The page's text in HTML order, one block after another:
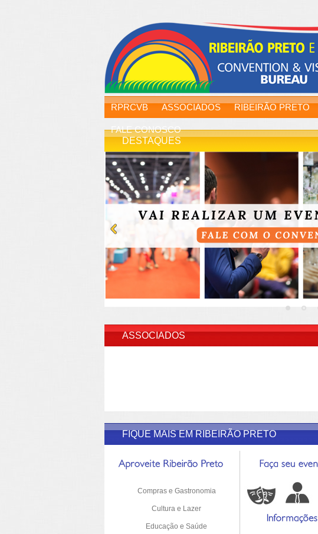
RPRCVB ASSOCIADOS RIBEIRÃO PRETO
FALE CONOSCO
DESTAQUES
ASSOCIADOS
FIQUE MAIS EM RIBEIRÃO PRETO
Compras e Gastronomia
Cultura e Lazer
Educação e Saúde